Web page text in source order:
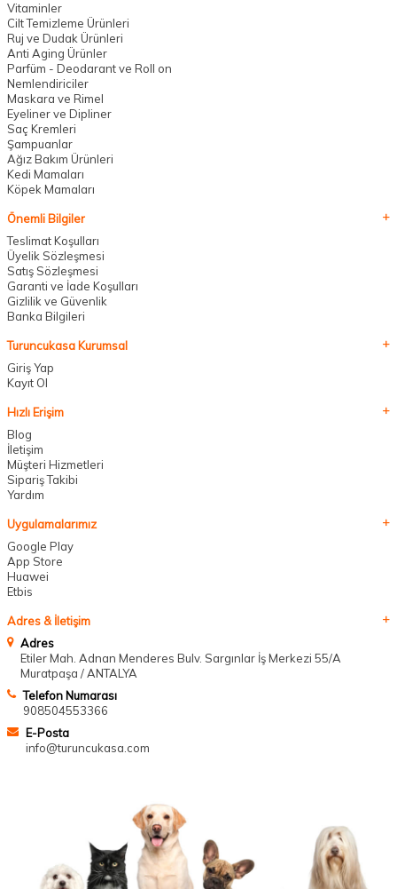
Vitaminler
Cilt Temizleme Ürünleri
Ruj ve Dudak Ürünleri
Anti Aging Ürünler
Parfüm - Deodarant ve Roll on
Nemlendiriciler
Maskara ve Rimel
Eyeliner ve Dipliner
Saç Kremleri
Şampuanlar
Ağız Bakım Ürünleri
Kedi Mamaları
Köpek Mamaları
Önemli Bilgiler
Teslimat Koşulları
Üyelik Sözleşmesi
Satış Sözleşmesi
Garanti ve İade Koşulları
Gizlilik ve Güvenlik
Banka Bilgileri
Turuncukasa Kurumsal
Giriş Yap
Kayıt Ol
Hızlı Erişim
Blog
İletişim
Müşteri Hizmetleri
Sipariş Takibi
Yardım
Uygulamalarımız
Google Play
App Store
Huawei
Etbis
Adres & İletişim
Adres
Etiler Mah. Adnan Menderes Bulv. Sargınlar İş Merkezi 55/A
Muratpaşa / ANTALYA
Telefon Numarası
908504553366
E-Posta
info@turuncukasa.com